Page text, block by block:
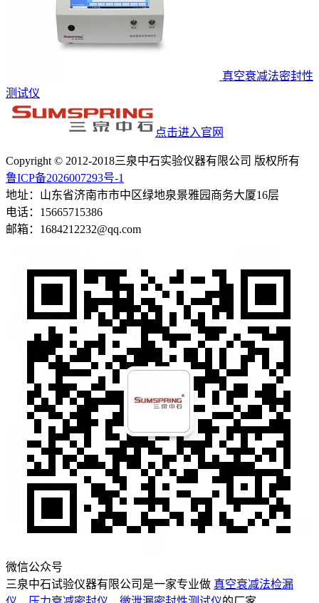
真空衰减法密封性
测试仪
点击进入官网
Copyright © 2012-2018三泉中石实验仪器有限公司 版权所有
鲁ICP备2026007293号-1
地址：山东省济南市市中区绿地泉景雅园商务大厦16层
电话：15665715386
邮箱：1684212232@qq.com
微信公众号
三泉中石试验仪器有限公司是一家专业做 真空衰减法检漏